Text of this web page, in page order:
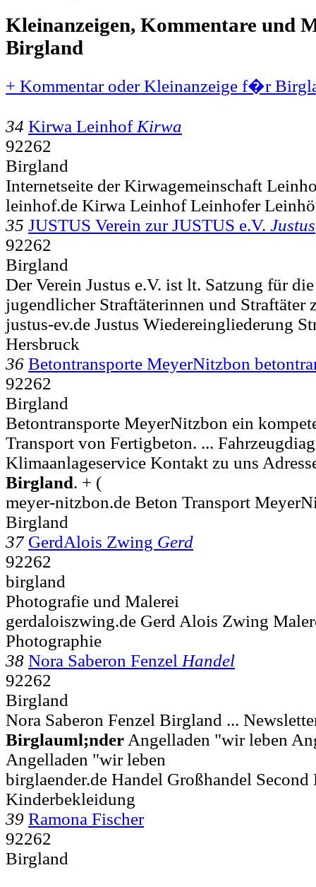
Kleinanzeigen, Kommentare und
Birgland
+ Kommentar oder Kleinanzeige f�r
34 Kirwa Leinhof Kirwa
92262
Birgland
Internetseite der Kirwagemeinschaft
leinhof.de Kirwa Leinhof Leinhofer
35 JUSTUS Verein zur JUSTUS e.V. Justus
92262
Birgland
Der Verein Justus e.V. ist lt. Satzung für
jugendlicher Straftäterinnen und Straftäter
justus-ev.de Justus Wiedereingliederung
Hersbruck
36 Betontransporte MeyerNitzbon
92262
Birgland
Betontransporte MeyerNitzbon ein
Transport von Fertigbeton. ...
Klimaanlageservice Kontakt zu uns
Birgland. + (
meyer-nitzbon.de Beton Transport
Birgland
37 GerdAlois Zwing Gerd
92262
birgland
Photografie und Malerei
gerdaloiszwing.de Gerd Alois Zwing
Photographie
38 Nora Saberon Fenzel Handel
92262
Birgland
Nora Saberon Fenzel Birgland ...
Birglauml;nder Angelladen "wir leben
Angelladen "wir leben
birglaender.de Handel Großhandel Second
Kinderbekleidung
39 Ramona Fischer
92262
Birgland